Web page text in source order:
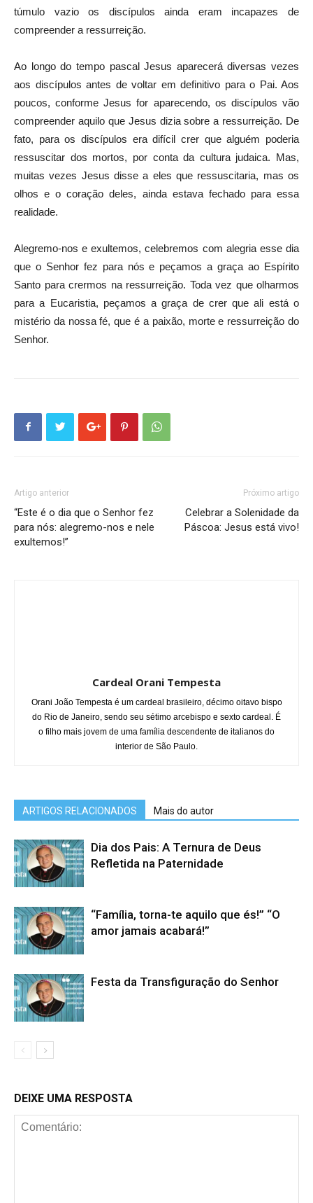
túmulo vazio os discípulos ainda eram incapazes de
compreender a ressurreição.
Ao longo do tempo pascal Jesus aparecerá diversas vezes
aos discípulos antes de voltar em definitivo para o Pai. Aos
poucos, conforme Jesus for aparecendo, os discípulos vão
compreender aquilo que Jesus dizia sobre a ressurreição. De
fato, para os discípulos era difícil crer que alguém poderia
ressuscitar dos mortos, por conta da cultura judaica. Mas,
muitas vezes Jesus disse a eles que ressuscitaria, mas os
olhos e o coração deles, ainda estava fechado para essa
realidade.
Alegremo-nos e exultemos, celebremos com alegria esse dia
que o Senhor fez para nós e peçamos a graça ao Espírito
Santo para crermos na ressurreição. Toda vez que olharmos
para a Eucaristia, peçamos a graça de crer que ali está o
mistério da nossa fé, que é a paixão, morte e ressurreição do
Senhor.
Artigo anterior
“Este é o dia que o Senhor fez
para nós: alegremo-nos e nele
exultemos!”
Próximo artigo
Celebrar a Solenidade da
Páscoa: Jesus está vivo!
Cardeal Orani Tempesta
Orani João Tempesta é um cardeal brasileiro, décimo oitavo bispo
do Rio de Janeiro, sendo seu sétimo arcebispo e sexto cardeal. É
o filho mais jovem de uma família descendente de italianos do
interior de São Paulo.
ARTIGOS RELACIONADOS Mais do autor
Dia dos Pais: A Ternura de Deus
Refletida na Paternidade
“Família, torna-te aquilo que és!” “O
amor jamais acabará!”
Festa da Transfiguração do Senhor
DEIXE UMA RESPOSTA